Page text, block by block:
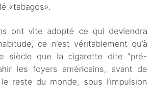
«tabagos».
ont vite adopté ce qui deviendra
ce n’est véritablement qu’à
siècle que la cigarette dite “pré-
les foyers américains, avant de
le reste du monde, sous l’impulsion